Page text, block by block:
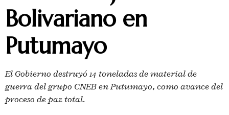
Bolivariano en
Putumayo
El Gobierno destruyó 14 toneladas de material de
guerra del grupo CNEB en Putumayo, como avance del
proceso de paz total.